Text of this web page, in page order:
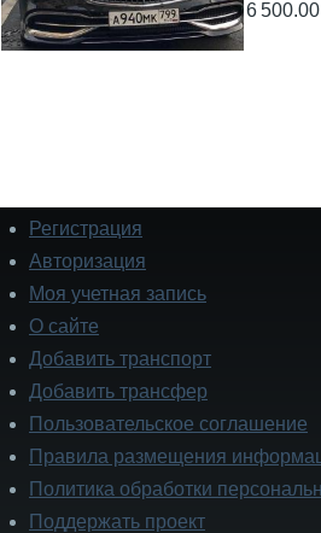
6
Подвал
Регистрация
Авторизация
Моя учетная запись
О сайте
Добавить транспорт
Добавить трансфер
Пользовательское соглашение
Правила размещения
Политика обработки
Поддержать проект